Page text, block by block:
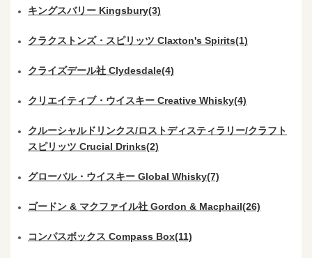
キングスバリー Kingsbury(3)
クラクストンズ・スピリッツ Claxton's Spirits(1)
クライズデール社 Clydesdale(4)
クリエイティブ・ウイスキー Creative Whisky(4)
クルーシャルドリンクス/ロストディスティラリー/クラフト
スピリッツ Crucial Drinks(2)
グローバル・ウイスキー Global Whisky(7)
ゴードン & マクファイル社 Gordon & Macphail(26)
コンパスボックス Compass Box(11)